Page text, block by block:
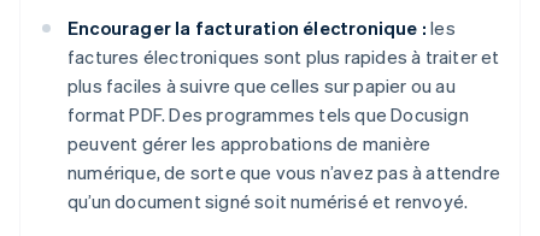
Encourager la facturation électronique : les
factures électroniques sont plus rapides à traiter et
plus faciles à suivre que celles sur papier ou au
format PDF. Des programmes tels que Docusign
peuvent gérer les approbations de manière
numérique, de sorte que vous n’avez pas à attendre
qu’un document signé soit numérisé et renvoyé.